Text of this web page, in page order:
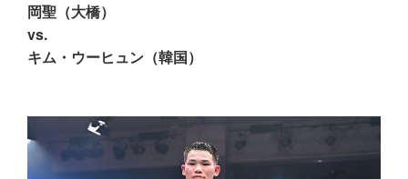
岡聖（大橋）
vs.
キム・ウーヒュン（韓国）